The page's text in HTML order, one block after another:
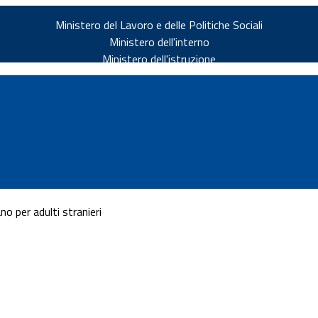
Ministero del Lavoro e delle Politiche Sociali
Ministero dell'interno
Ministero dell'istruzione
per adulti stranieri